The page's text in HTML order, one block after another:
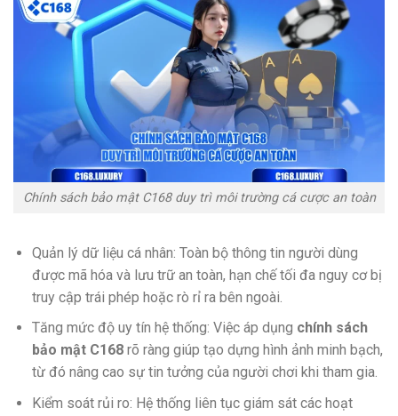
Chính sách bảo mật C168 duy trì môi trường cá cược an toàn
Quản lý dữ liệu cá nhân: Toàn bộ thông tin người dùng
được mã hóa và lưu trữ an toàn, hạn chế tối đa nguy cơ bị
truy cập trái phép hoặc rò rỉ ra bên ngoài.
Tăng mức độ uy tín hệ thống: Việc áp dụng chính sách
bảo mật C168rõ ràng giúp tạo dựng hình ảnh minh bạch,
từ đó nâng cao sự tin tưởng của người chơi khi tham gia.
Kiểm soát rủi ro: Hệ thống liên tục giám sát các hoạt